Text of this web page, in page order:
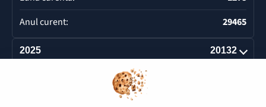
Anul curent:
29465
2025 20132
Deschide